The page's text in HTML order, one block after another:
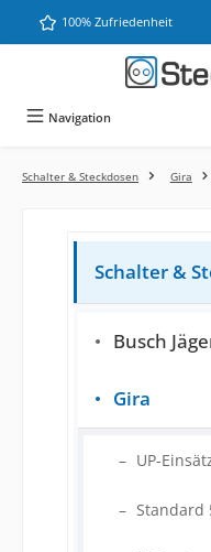
Zum Hauptinhalt springen
100% Zufriedenheit
Navigation
Schalter & Steckdosen Gira
Schalter &
Busch
Gira
UP-
Standard